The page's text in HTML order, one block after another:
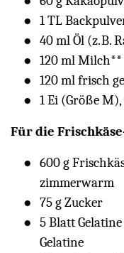
1 TL
40 ml Öl (z. B.
120 ml Milch**
120 ml frisch
1 Ei (Größe
Für die
600 g
zimmerwarm
75 g Zucker
5 Blatt
Gelatine